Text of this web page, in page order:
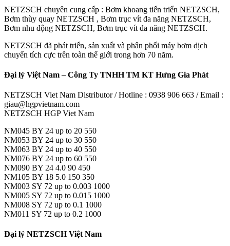
NETZSCH chuyên cung cấp : Bơm khoang tiến triển NETZSCH,
Bơm thùy quay NETZSCH , Bơm trục vít đa năng NETZSCH,
Bơm nhu động NETZSCH, Bơm trục vít đa năng NETZSCH.
NETZSCH đã phát triển, sản xuất và phân phối máy bơm dịch
chuyển tích cực trên toàn thế giới trong hơn 70 năm.
Đại lý Việt Nam – Công Ty TNHH TM KT Hưng Gia Phát
NETZSCH Viet Nam Distributor / Hotline : 0938 906 663 / Email :
giau@hgpvietnam.com
NETZSCH HGP Viet Nam
NM045 BY 24 up to 20 550
NM053 BY 24 up to 30 550
NM063 BY 24 up to 40 550
NM076 BY 24 up to 60 550
NM090 BY 24 4.0 90 450
NM105 BY 18 5.0 150 350
NM003 SY 72 up to 0.003 1000
NM005 SY 72 up to 0.015 1000
NM008 SY 72 up to 0.1 1000
NM011 SY 72 up to 0.2 1000
Đại lý NETZSCH Việt Nam